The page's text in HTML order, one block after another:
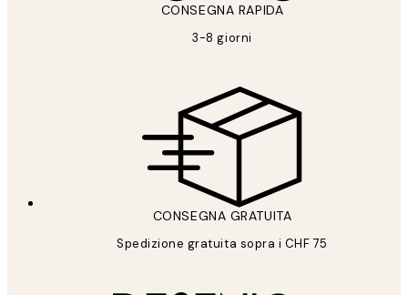
CONSEGNA RAPIDA
3-8 giorni
CONSEGNA GRATUITA
Spedizione gratuita sopra i CHF 75